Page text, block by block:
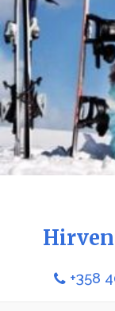
+358